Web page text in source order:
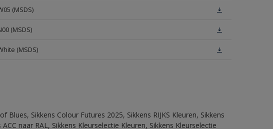
(MSDS)
(MSDS)
(MSDS)
Blues, Sikkens Colour Futures 2025, Sikkens RIJKS Kleuren, Sikkens
naar RAL, Sikkens Kleurselectie Kleuren, Sikkens Kleurselectie